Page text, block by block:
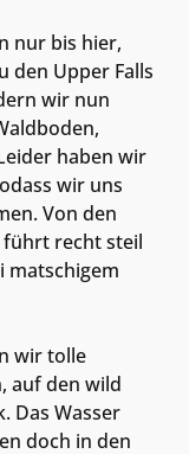
nur bis hier,
den Upper Falls
wir nun
haben wir
wir uns
Von den
führt recht steil
matschigem
wir tolle
auf den wild
Das Wasser
doch in den